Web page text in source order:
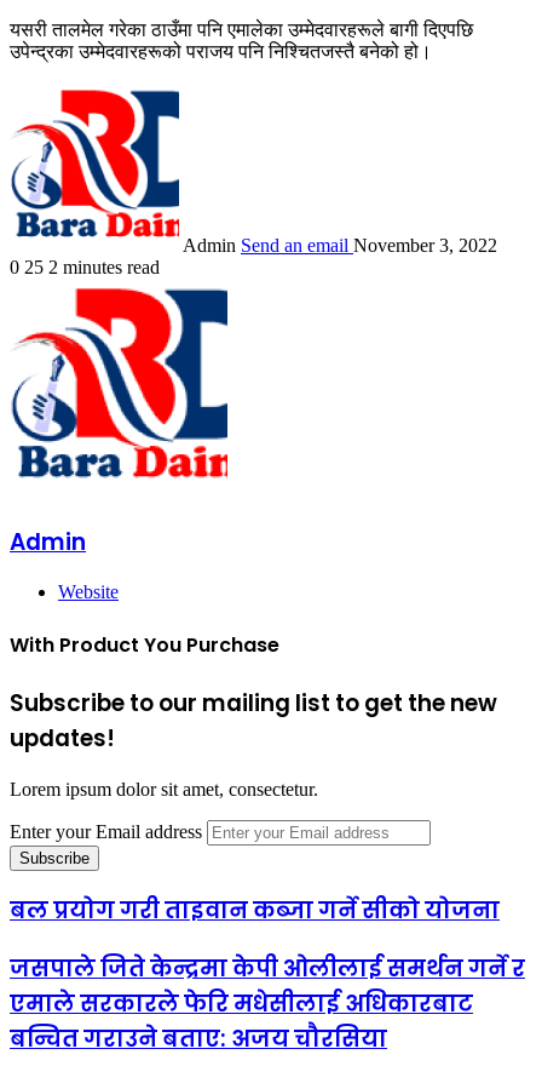
यसरी तालमेल गरेका ठाउँमा पनि एमालेका उम्मेदवारहरूले बागी दिएपछि
उपेन्द्रका उम्मेदवारहरूको पराजय पनि निश्चितजस्तै बनेको हो।
Admin Send an email November 3, 2022
0 25 2 minutes read
Admin
Website
With Product You Purchase
Subscribe to our mailing list to get the new
updates!
Lorem ipsum dolor sit amet, consectetur.
Enter your Email address
बल प्रयोग गरी ताइवान कब्जा गर्ने सीको योजना
जसपाले जिते केन्द्रमा केपी ओलीलाई समर्थन गर्ने र
एमाले सरकारले फेरि मधेसीलाई अधिकारबाट
बन्चित गराउने बताए: अजय चौरसिया